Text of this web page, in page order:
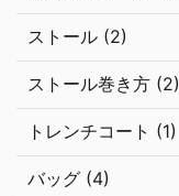
ストール (2)
ストール巻き方 (2)
トレンチコート (1)
バッグ (4)